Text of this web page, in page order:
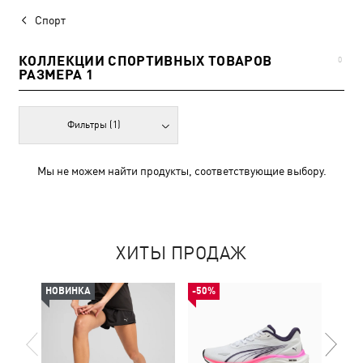
Спорт
КОЛЛЕКЦИИ СПОРТИВНЫХ ТОВАРОВ
РАЗМЕРА 1
0
Фильтры (1)
Мы не можем найти продукты, соответствующие выбору.
ХИТЫ ПРОДАЖ
НОВИНКА -50%